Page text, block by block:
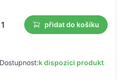
přidat do košíku
Dostupnost:k dispozici produkt